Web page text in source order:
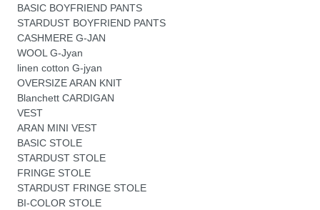
BASIC BOYFRIEND PANTS
STARDUST BOYFRIEND PANTS
CASHMERE G-JAN
WOOL G-Jyan
linen cotton G-jyan
OVERSIZE ARAN KNIT
Blanchett CARDIGAN
VEST
ARAN MINI VEST
BASIC STOLE
STARDUST STOLE
FRINGE STOLE
STARDUST FRINGE STOLE
BI-COLOR STOLE